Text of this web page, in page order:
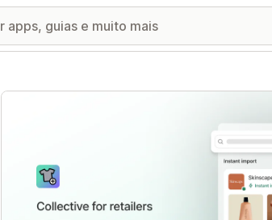
Galeria de imagens em destaque